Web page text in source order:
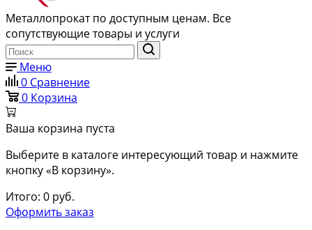
Металлопрокат по доступным ценам. Все
сопутствующие товары и услуги
Меню
0 Сравнение
0 Корзина
Ваша корзина пуста
Выберите в каталоге интересующий товар и нажмите
кнопку «В корзину».
Итого: 0 руб.
Оформить заказ